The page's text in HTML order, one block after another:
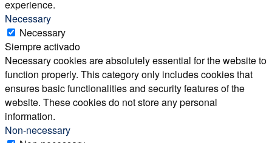
experience.
Necessary
Necessary
Siempre activado
Necessary cookies are absolutely essential for the website to
function properly. This category only includes cookies that
ensures basic functionalities and security features of the
website. These cookies do not store any personal
information.
Non-necessary